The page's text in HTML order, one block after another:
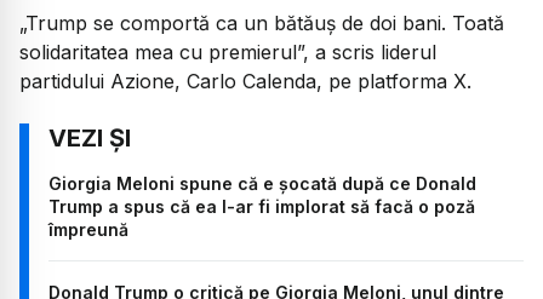
„Trump se comportă ca un bătăuș de doi bani. Toată
solidaritatea mea cu premierul”, a scris liderul
partidului Azione, Carlo Calenda, pe platforma X.
Giorgia Meloni spune că e șocată după ce Donald
Trump a spus că ea l-ar fi implorat să facă o poză
împreună
Donald Trump o critică pe Giorgia Meloni, unul dintre